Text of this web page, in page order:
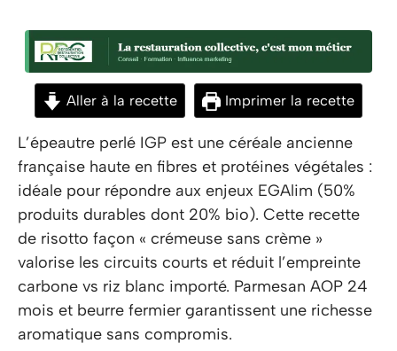
Aller à la recette Imprimer la recette
L’épeautre perlé IGP est une céréale ancienne
française haute en fibres et protéines végétales :
idéale pour répondre aux enjeux EGAlim (50%
produits durables dont 20% bio). Cette recette
de risotto façon « crémeuse sans crème »
valorise les circuits courts et réduit l’empreinte
carbone vs riz blanc importé. Parmesan AOP 24
mois et beurre fermier garantissent une richesse
aromatique sans compromis.